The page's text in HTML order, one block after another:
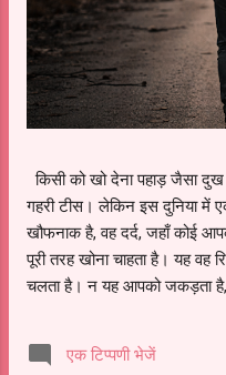
किसी को खो देना पहाड़ जैसा
गहरी टीस। लेकिन इस दुनिया में
खौफनाक है, वह दर्द, जहाँ कोई
पूरी तरह खोना चाहता है। यह वह
चलता है। न यह आपको जकड़ता
रहती है। जब मरहम ही घाव बन
हालात ने छीन लिया वह इंसान
एक टिप्पणी भेजें